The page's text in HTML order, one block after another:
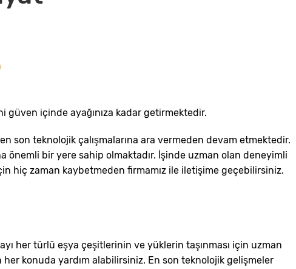
içinde ayağınıza kadar getirmektedir.
son teknolojik çalışmalarına ara vermeden devam etmektedir.
önemli bir yere sahip olmaktadır. İşinde uzman olan deneyimli
hiç zaman kaybetmeden firmamız ile iletişime geçebilirsiniz.
her türlü eşya çeşitlerinin ve yüklerin taşınması için uzman
her konuda yardım alabilirsiniz. En son teknolojik gelişmeler